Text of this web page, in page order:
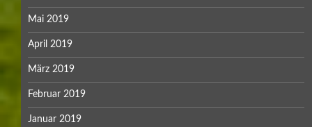
Mai 2019
April 2019
März 2019
Februar 2019
Januar 2019